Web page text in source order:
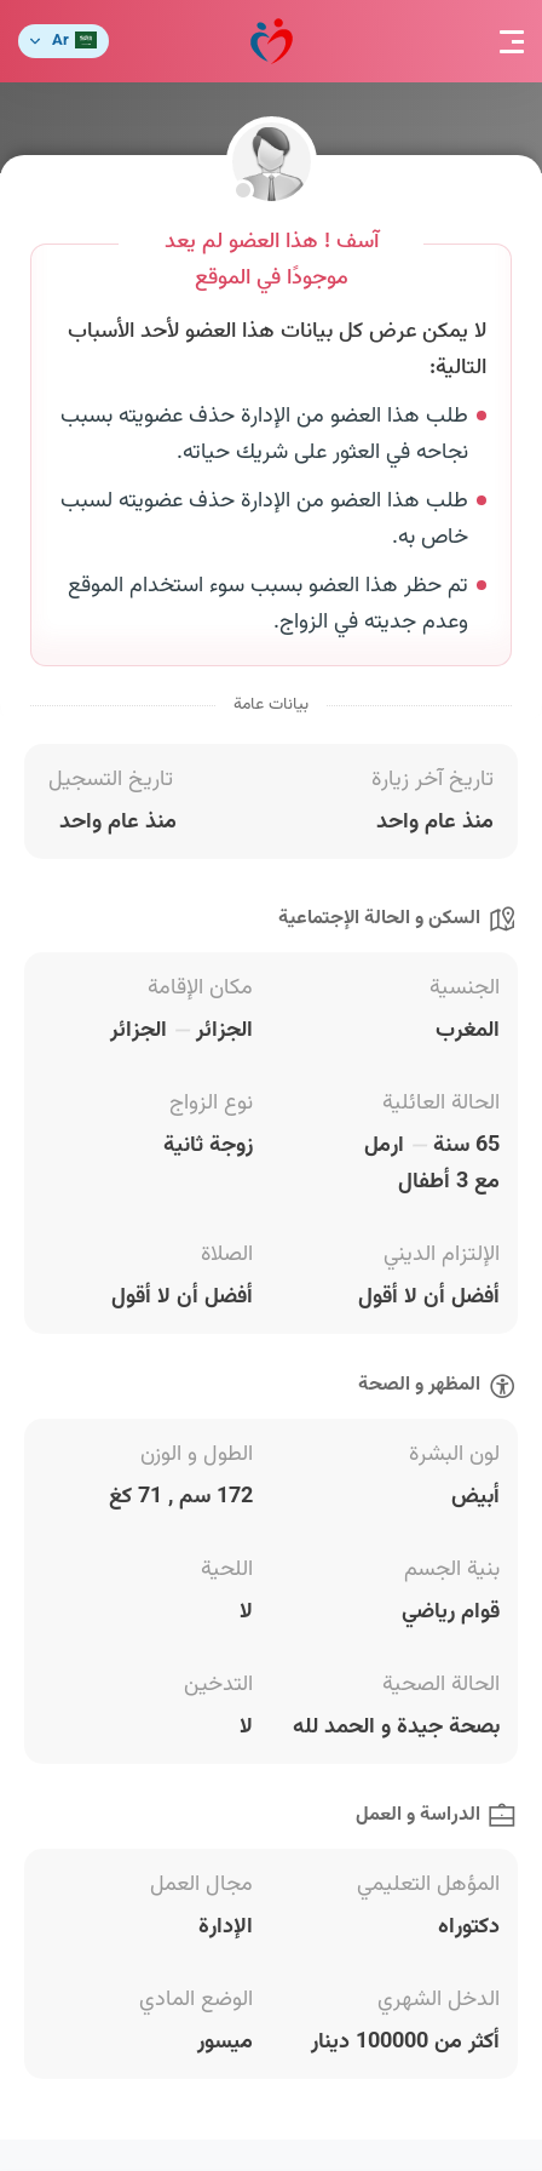
Ar
آسف ! هذا العضو لم يعد
موجودًا في الموقع
لا يمكن عرض كل بيانات هذا العضو لأحد الأسباب
التالية:
طلب هذا العضو من الإدارة حذف عضويته بسبب
نجاحه في العثور على شريك حياته.
طلب هذا العضو من الإدارة حذف عضويته لسبب
خاص به.
تم حظر هذا العضو بسبب سوء استخدام الموقع
وعدم جديته في الزواج.
بيانات عامة
تاريخ آخر زيارة
منذ عام واحد
تاريخ التسجيل
منذ عام واحد
السكن و الحالة الإجتماعية
الجنسية
المغرب
مكان الإقامة
الجزائر
الجزائر
الحالة العائلية
65 سنة
ارمل
مع 3 أطفال
نوع الزواج
زوجة ثانية
الإلتزام الديني
أفضل أن لا أقول
الصلاة
أفضل أن لا أقول
المظهر و الصحة
لون البشرة
أبيض
الطول و الوزن
172 سم , 71 كغ
بنية الجسم
قوام رياضي
اللحية
لا
الحالة الصحية
بصحة جيدة و الحمد لله
التدخين
لا
الدراسة و العمل
المؤهل التعليمي
دكتوراه
مجال العمل
الإدارة
الدخل الشهري
أكثر من 100000 دينار
الوضع المادي
ميسور